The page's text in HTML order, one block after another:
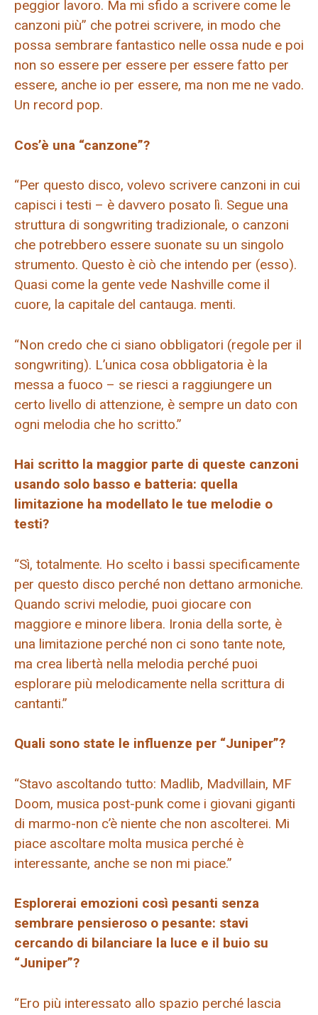
peggior lavoro. Ma mi sfido a scrivere come le
canzoni più” che potrei scrivere, in modo che
possa sembrare fantastico nelle ossa nude e poi
non so essere per essere per essere fatto per
essere, anche io per essere, ma non me ne vado.
Un record pop.
Cos’è una “canzone”?
“Per questo disco, volevo scrivere canzoni in cui
capisci i testi – è davvero posato lì. Segue una
struttura di songwriting tradizionale, o canzoni
che potrebbero essere suonate su un singolo
strumento. Questo è ciò che intendo per (esso).
Quasi come la gente vede Nashville come il
cuore, la capitale del cantauga. menti.
“Non credo che ci siano obbligatori (regole per il
songwriting). L’unica cosa obbligatoria è la
messa a fuoco – se riesci a raggiungere un
certo livello di attenzione, è sempre un dato con
ogni melodia che ho scritto.”
Hai scritto la maggior parte di queste canzoni
usando solo basso e batteria: quella
limitazione ha modellato le tue melodie o
testi?
“Sì, totalmente. Ho scelto i bassi specificamente
per questo disco perché non dettano armoniche.
Quando scrivi melodie, puoi giocare con
maggiore e minore libera. Ironia della sorte, è
una limitazione perché non ci sono tante note,
ma crea libertà nella melodia perché puoi
esplorare più melodicamente nella scrittura di
cantanti.”
Quali sono state le influenze per “Juniper”?
“Stavo ascoltando tutto: Madlib, Madvillain, MF
Doom, musica post-punk come i giovani giganti
di marmo-non c’è niente che non ascolterei. Mi
piace ascoltare molta musica perché è
interessante, anche se non mi piace.”
Esplorerai emozioni così pesanti senza
sembrare pensieroso o pesante: stavi
cercando di bilanciare la luce e il buio su
“Juniper”?
“Ero più interessato allo spazio perché lascia